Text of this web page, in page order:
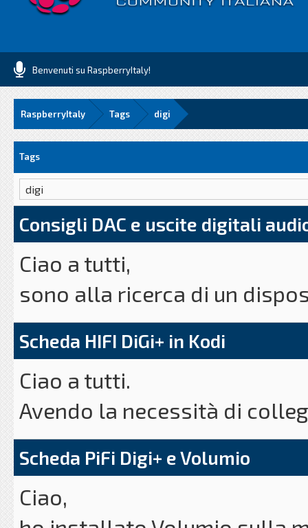
Benvenuti su RaspberryItaly!
RaspberryItaly Tags digi
Tags
Consigli DAC e uscite digitali
Ciao a tutti,
sono alla ricerca di un
al Rasp pi2
che mi consenta (sto
musica che ho sul mas
utilizzando da smartphone
L'unica soluzione che ho
consentirebbe di collegare
amplificatore (non dispone
Scheda HIFI DiGi+ in Kodi
Ciao a tutti.
Avendo la necessità di
amplificatore sprovvisto di
scheda Audio credo si tratti
modo da essere più chiaro.
Scheda PiFi Digi+ e Volumio
Ciao,